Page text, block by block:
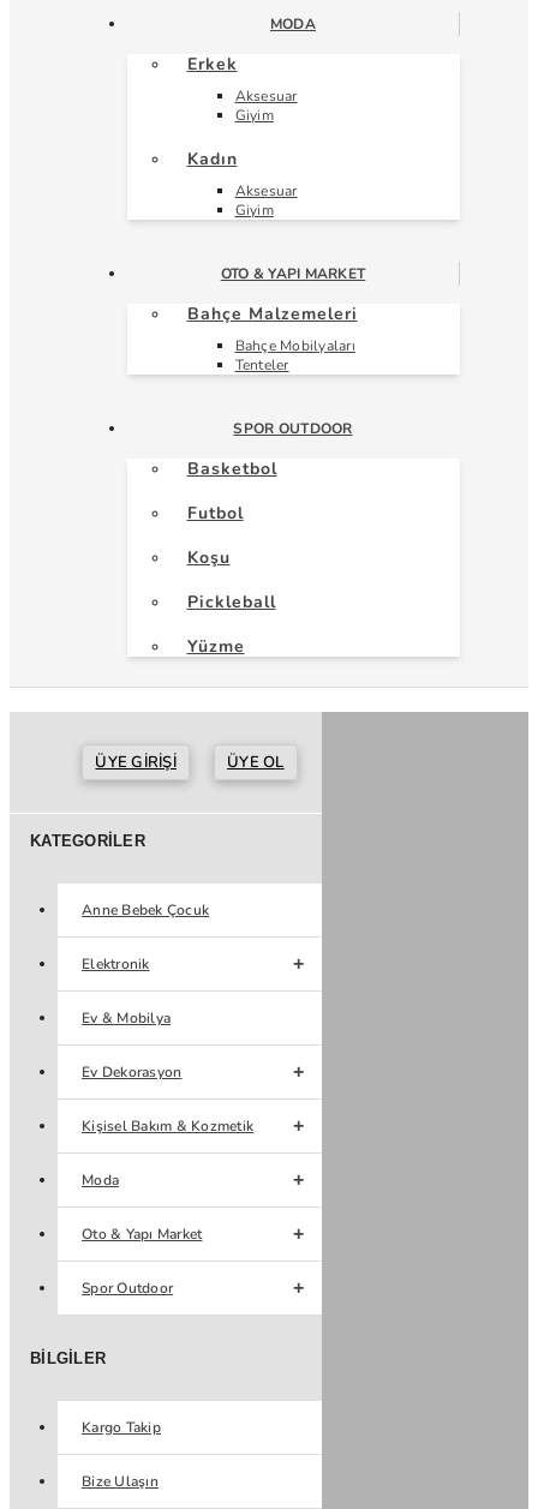
MODA
Erkek
Aksesuar
Giyim
Kadın
Aksesuar
Giyim
OTO & YAPI MARKET
Bahçe Malzemeleri
Bahçe Mobilyaları
Tenteler
SPOR OUTDOOR
Basketbol
Futbol
Koşu
Pickleball
Yüzme
ÜYE GIRIŞI ÜYE OL
KATEGORILER
Anne Bebek Çocuk
Elektronik
Ev & Mobilya
Ev Dekorasyon
Kişisel Bakım & Kozmetik
Moda
Oto & Yapı Market
Spor Outdoor
BILGILER
Kargo Takip
Bize Ulaşın